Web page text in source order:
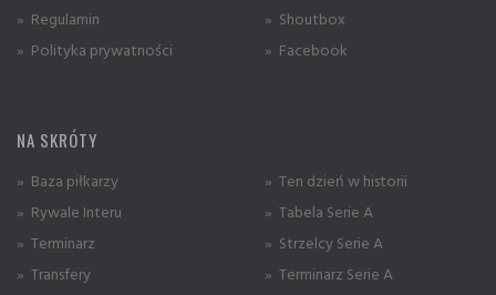
» Regulamin
» Polityka prywatności
» Shoutbox
» Facebook
NA SKRÓTY
» Baza piłkarzy
» Rywale Interu
» Terminarz
» Transfery
» Ten dzień w historii
» Tabela Serie A
» Strzelcy Serie A
» Terminarz Serie A